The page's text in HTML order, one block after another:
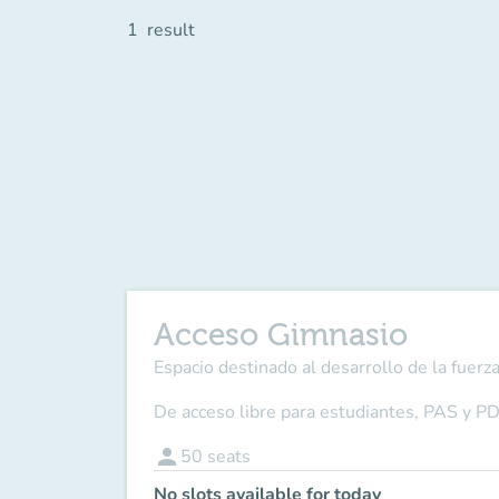
1 result
Acceso Gimnasio
Espacio destinado al desarrollo de la
De acceso libre para estudiantes, PAS y
person 50 seats